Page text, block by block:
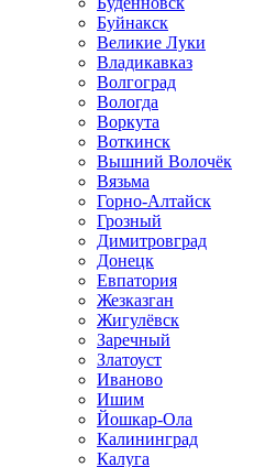
Буйнакск
Великие Луки
Владикавказ
Волгоград
Вологда
Воркута
Воткинск
Вышний Волочёк
Вязьма
Горно-Алтайск
Грозный
Димитровград
Донецк
Евпатория
Жезказган
Жигулёвск
Заречный
Златоуст
Иваново
Ишим
Йошкар-Ола
Калининград
Калуга